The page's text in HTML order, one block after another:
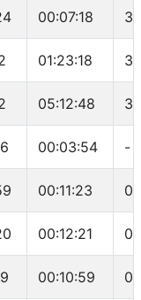
00:07:18
01:23:18
05:12:48
00:03:54 -
00:11:23
00:12:21
00:10:59